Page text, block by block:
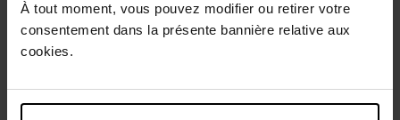
À tout moment, vous pouvez modifier ou retirer votre
consentement dans la présente bannière relative aux
cookies.
SENSAI